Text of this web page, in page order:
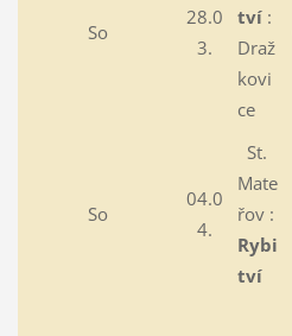
So
28.0
3.
tví:
Draž
kovi
ce
So
04.0
4.
St.
Mate
řov :
Rybi
tví